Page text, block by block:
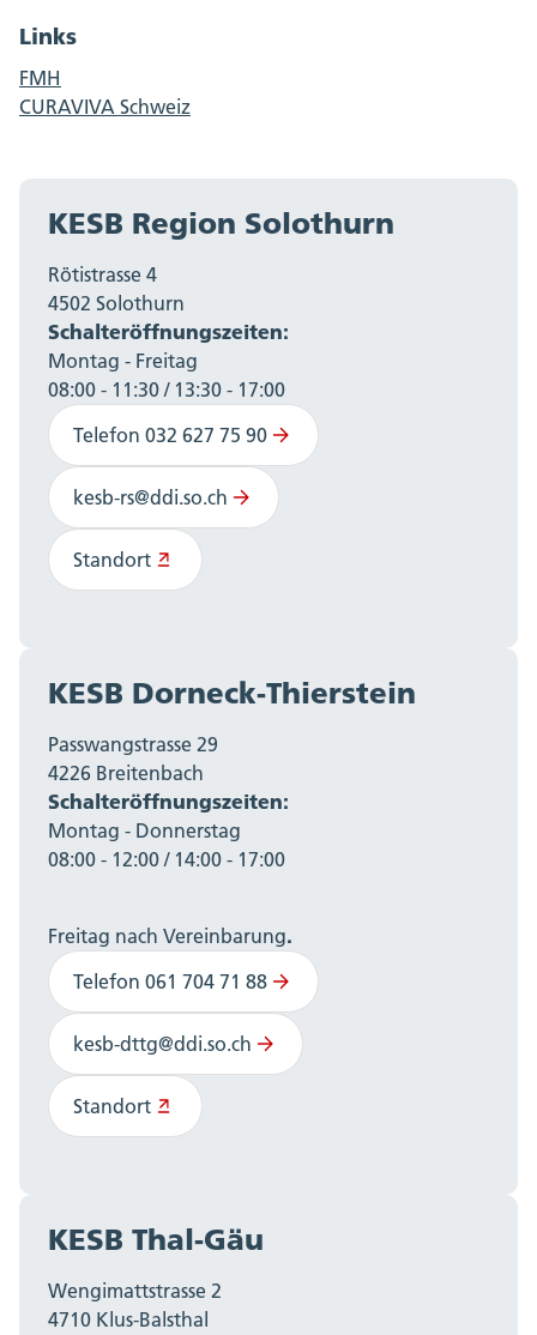
Links
FMH
CURAVIVA Schweiz
KESB Region Solothurn
Rötistrasse 4
4502 Solothurn
Schalteröffnungszeiten:
Montag - Freitag
08:00 - 11:30 / 13:30 - 17:00
Telefon 032 627 75 90
kesb-rs@ddi.so.ch
Standort
KESB Dorneck-Thierstein
Passwangstrasse 29
4226 Breitenbach
Schalteröffnungszeiten:
Montag - Donnerstag
08:00 - 12:00 / 14:00 - 17:00
Freitag nach Vereinbarung.
Telefon 061 704 71 88
kesb-dttg@ddi.so.ch
Standort
KESB Thal-Gäu
Wengimattstrasse 2
4710 Klus-Balsthal